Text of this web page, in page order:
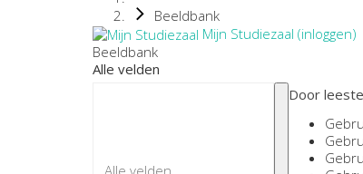
Beeldbank
Mijn Studiezaal (inloggen)
Beeldbank
Alle velden
Door